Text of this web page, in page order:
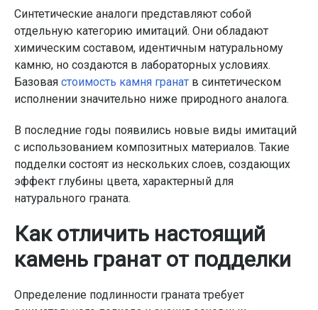
Синтетические аналоги представляют собой
отдельную категорию имитаций. Они обладают
химическим составом, идентичным натуральному
камню, но создаются в лабораторных условиях.
Базовая стоимость камня гранат в синтетическом
исполнении значительно ниже природного аналога.
В последние годы появились новые виды имитаций
с использованием композитных материалов. Такие
подделки состоят из нескольких слоев, создающих
эффект глубины цвета, характерный для
натурального граната.
Как отличить настоящий
камень гранат от подделки
Определение подлинности граната требует